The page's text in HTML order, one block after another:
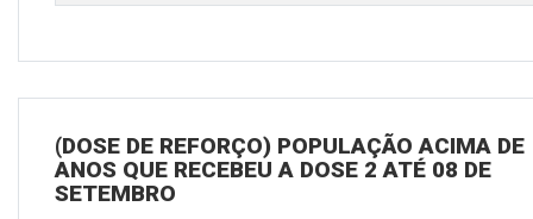
(DOSE DE REFORÇO) POPULAÇÃO ACIMA DE
ANOS QUE RECEBEU A DOSE 2 ATÉ 08 DE
SETEMBRO